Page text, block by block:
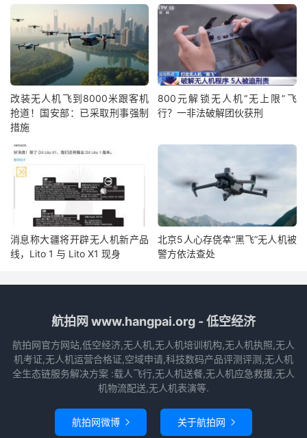
改装无人机飞到8000米跟客机
抢道！国安部：已采取刑事强制
措施
800元解锁无人机“无上限”飞
行？一非法破解团伙获刑
消息称大疆将开辟无人机新产品
线，Lito 1 与 Lito X1 现身
北京5人心存侥幸“黑飞”无人机被
警方依法查处
航拍网 www.hangpai.org - 低空经济
航拍网官方网站,低空经济,无人机,无人机培训机构,无人机执照,无人
机考证,无人机运营合格证,空域申请,科技数码产品评测评测,无人机
全生态链服务解决方案 :载人飞行,无人机送餐,无人机应急救援,无人
机物流配送,无人机表演等.
航拍网微博  关于航拍网 